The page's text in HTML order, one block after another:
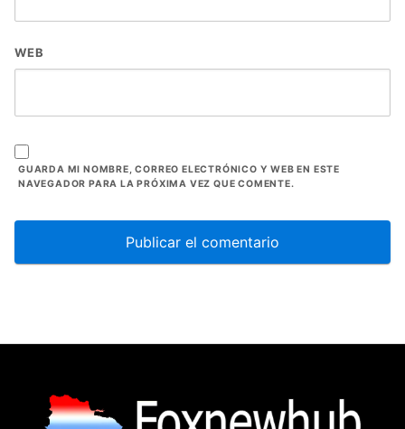
WEB
GUARDA MI NOMBRE, CORREO ELECTRÓNICO Y WEB EN ESTE
NAVEGADOR PARA LA PRÓXIMA VEZ QUE COMENTE.